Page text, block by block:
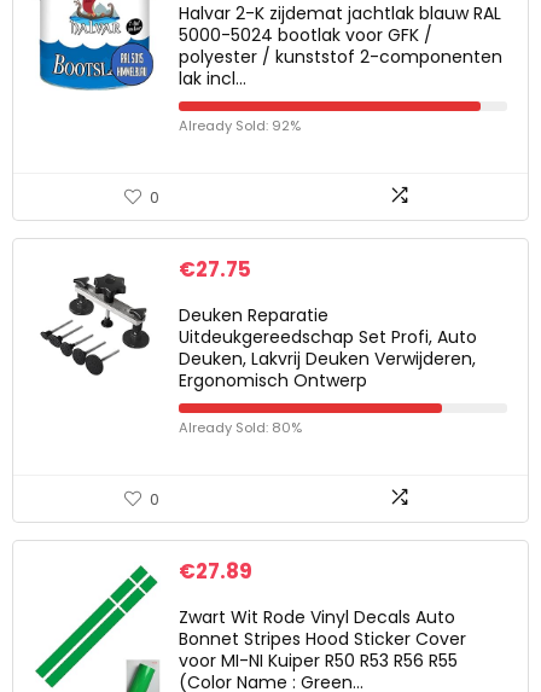
Halvar 2-K zijdemat jachtlak blauw RAL
5000-5024 bootlak voor GFK /
polyester / kunststof 2-componenten
lak incl…
Already Sold: 92%
0
€27.75
Deuken Reparatie
Uitdeukgereedschap Set Profi, Auto
Deuken, Lakvrij Deuken Verwijderen,
Ergonomisch Ontwerp
Already Sold: 80%
0
€27.89
Zwart Wit Rode Vinyl Decals Auto
Bonnet Stripes Hood Sticker Cover
voor MI-NI Kuiper R50 R53 R56 R55
(Color Name : Green…